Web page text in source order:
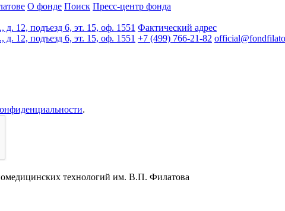
О фонде Поиск Пресс-центр фонда
д. 12, подъезд 6, эт. 15, оф. 1551 Фактический адрес
д. 12, подъезд 6, эт. 15, оф. 1551 +7 (499) 766-21-82
.
технологий им. В.П. Филатова